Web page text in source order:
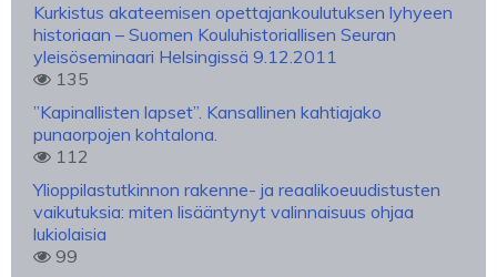
Kurkistus akateemisen opettajankoulutuksen lyhyeen
historiaan – Suomen Kouluhistoriallisen Seuran
yleisöseminaari Helsingissä 9.12.2011
135
”Kapinallisten lapset”. Kansallinen kahtiajako
punaorpojen kohtalona.
112
Ylioppilastutkinnon rakenne- ja reaalikoeuudistusten
vaikutuksia: miten lisääntynyt valinnaisuus ohjaa
lukiolaisia
99